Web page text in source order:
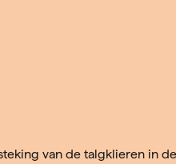
van de talgklieren in